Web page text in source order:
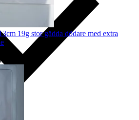
19g stor gädda dödare med extra